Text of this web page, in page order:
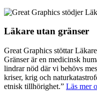
Läkare utan gränser
Great Graphics stöttar
Gränser är en medicinsk
lindrar nöd där vi behövs
kriser, krig och
etnisk tillhörighet.” Läs mer